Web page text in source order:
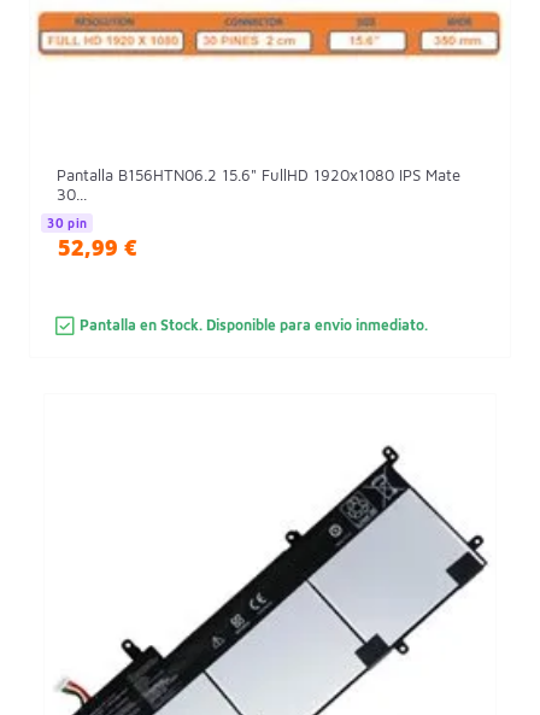
Pantalla B156HTN06.2 15.6" FullHD 1920x1080 IPS Mate
30...
30 pin
52,99 €
Pantalla en Stock. Disponible para envio inmediato.